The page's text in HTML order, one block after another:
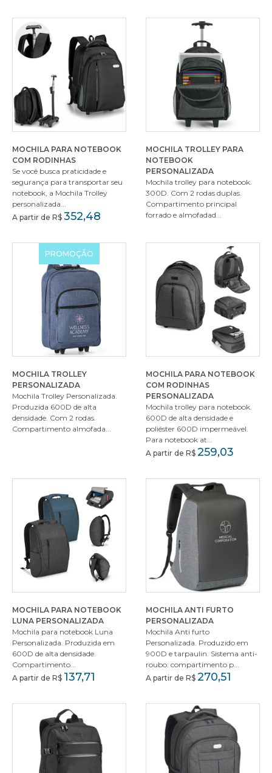
MOCHILA PARA NOTEBOOK
COM RODINHAS
Se você busca praticidade e
segurança para transportar seu
notebook, a Mochila Trolley
personalizada...
A partir de R$ 352,48
MOCHILA TROLLEY PARA
NOTEBOOK
PERSONALIZADA
Mochila trolley para notebook.
300D. Com 2 rodas duplas.
Compartimento principal
forrado e almofadad...
PROMOÇÃO
MOCHILA TROLLEY
PERSONALIZADA
Mochila Trolley Personalizada.
Produzida 600D de alta
densidade. Com 2 rodas.
Compartimento almofada...
MOCHILA PARA NOTEBOOK
COM RODINHAS
PERSONALIZADA
Mochila trolley para notebook.
600D de alta densidade e
poliéster 600D impermeável.
Para notebook at...
A partir de R$ 259,03
MOCHILA PARA NOTEBOOK
LUNA PERSONALIZADA
Mochila para notebook Luna
Personalizada. Produzida em
600D de alta densidade.
Compartimento...
A partir de R$ 137,71
MOCHILA ANTI FURTO
PERSONALIZADA
Mochila Anti furto
Personalizada. Produzido em
900D e tarpaulin. Sistema anti-
roubo: compartimento p...
A partir de R$ 270,51